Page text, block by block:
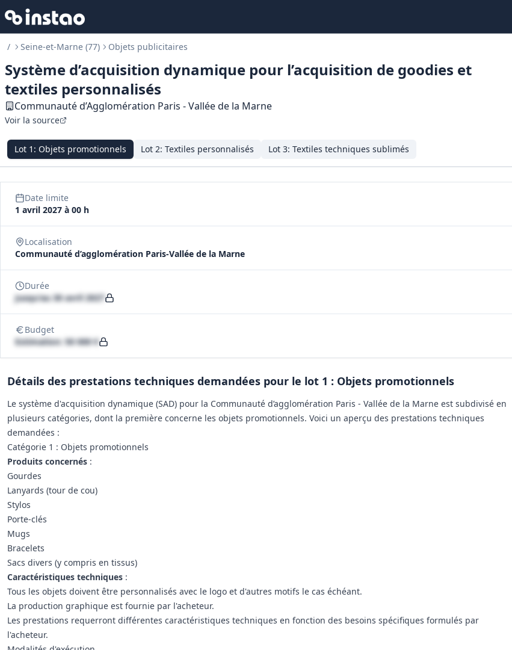
/ Seine-et-Marne (77) Objets publicitaires
Système d’acquisition dynamique pour l’acquisition de goodies et
textiles personnalisés
Communauté d’Agglomération Paris - Vallée de la Marne
Voir la source
Lot 1 : Objets promotionnels Lot 2: Textiles personnalisés Lot 3: Textiles techniques sublimés
Date limite
1 avril 2027 à 00 h
Localisation
Communauté d’agglomération Paris-Vallée de la Marne
Durée
Jusqu'au 30 avril 2027
Budget
Estimation: 50 000 €
Détails des prestations techniques demandées pour le lot 1 : Objets promotionnels
Le système d'acquisition dynamique (SAD) pour la Communauté d’agglomération Paris - Vallée de la Marne est subdivisé en
plusieurs catégories, dont la première concerne les objets promotionnels. Voici un aperçu des prestations techniques
demandées :
Catégorie 1 : Objets promotionnels
Produits concernés :
Gourdes
Lanyards (tour de cou)
Stylos
Porte-clés
Mugs
Bracelets
Sacs divers (y compris en tissus)
Caractéristiques techniques :
Tous les objets doivent être personnalisés avec le logo et d'autres motifs le cas échéant.
La production graphique est fournie par l'acheteur.
Les prestations requerront différentes caractéristiques techniques en fonction des besoins spécifiques formulés par
l'acheteur.